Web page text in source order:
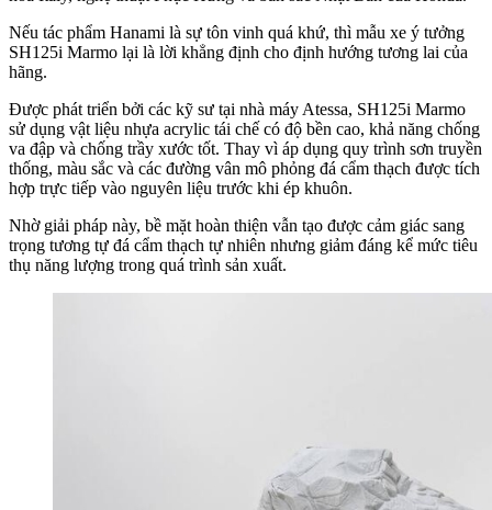
Nếu tác phẩm Hanami là sự tôn vinh quá khứ, thì mẫu xe ý tưởng
SH125i Marmo lại là lời khẳng định cho định hướng tương lai của
hãng.
Được phát triển bởi các kỹ sư tại nhà máy Atessa, SH125i Marmo
sử dụng vật liệu nhựa acrylic tái chế có độ bền cao, khả năng chống
va đập và chống trầy xước tốt. Thay vì áp dụng quy trình sơn truyền
thống, màu sắc và các đường vân mô phỏng đá cẩm thạch được tích
hợp trực tiếp vào nguyên liệu trước khi ép khuôn.
Nhờ giải pháp này, bề mặt hoàn thiện vẫn tạo được cảm giác sang
trọng tương tự đá cẩm thạch tự nhiên nhưng giảm đáng kể mức tiêu
thụ năng lượng trong quá trình sản xuất.